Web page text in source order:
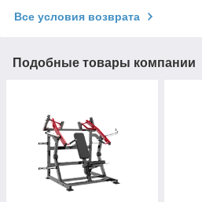
Все условия возврата
Подобные товары компании